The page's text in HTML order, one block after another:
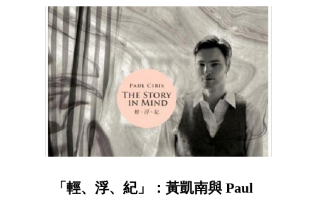
「輕、浮、紀」：黃凱南與 Paul